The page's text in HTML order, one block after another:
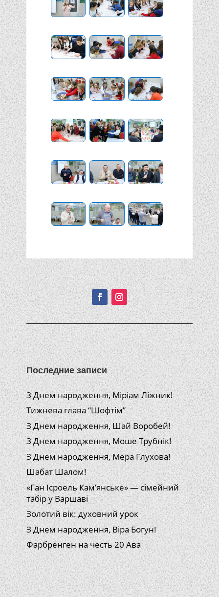
Подписывайтесь!
Последние записи
З Днем народження, Міріам Ліжник!
Тижнева глава “Шофтім”
З Днем народження, Шай Воробей!
З Днем народження, Моше Трубнік!
З Днем народження, Мера Глухова!
Шабат Шалом!
«Ган Ісроель Кам’янське» — сімейний
табір у Варшаві
Золотий вік: духовний урок
З Днем народження, Віра Богун!
Фарбренген на честь 20 Ава